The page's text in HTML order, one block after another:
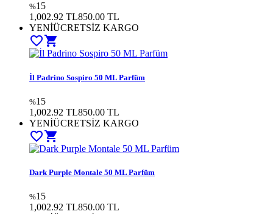
%15
1,002.92 TL850.00 TL
YENİÜCRETSİZ KARGO
favorite_bordershopping_cart
İl Padrino Sospiro 50 ML Parfüm
%15
1,002.92 TL850.00 TL
YENİÜCRETSİZ KARGO
favorite_bordershopping_cart
Dark Purple Montale 50 ML Parfüm
%15
1,002.92 TL850.00 TL